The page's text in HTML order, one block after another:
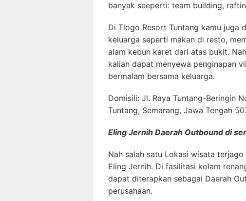
banyak seeperti: team building,
Di Tlogo Resort Tuntang kamu juga
keluarga seperti makan di resto,
alam kebun karet dari atas bukit.
kalian dapat menyewa penginapan
bermalam bersama keluarga.
Domisili: Jl. Raya Tuntang-Beringin
Tuntang, Semarang, Jawa Tengah
Eling Jernih Daerah Outbound di
Nah salah satu Lokasi wisata
Eling Jernih. Di fasilitasi kolam
dapat diterapkan sebagai Daerah
perusahaan.